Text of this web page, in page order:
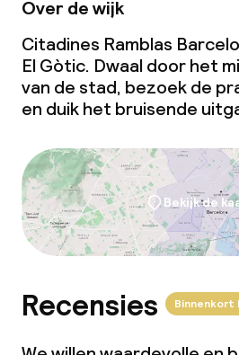
Over de wijk
Citadines Ramblas
El Gòtic. Dwaal door het
van de stad, bezoek de
en duik het bruisende
Bekijk de
Recensies Binnenkort